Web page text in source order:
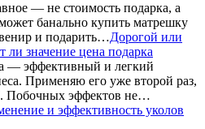
— не стоимость подарка, а
банально купить матрешку
и подарить…Дорогой или
ли значение цена подарка
— эффективный и легкий
Применяю его уже второй раз,
Побочных эффектов не…
и эффективность уколов